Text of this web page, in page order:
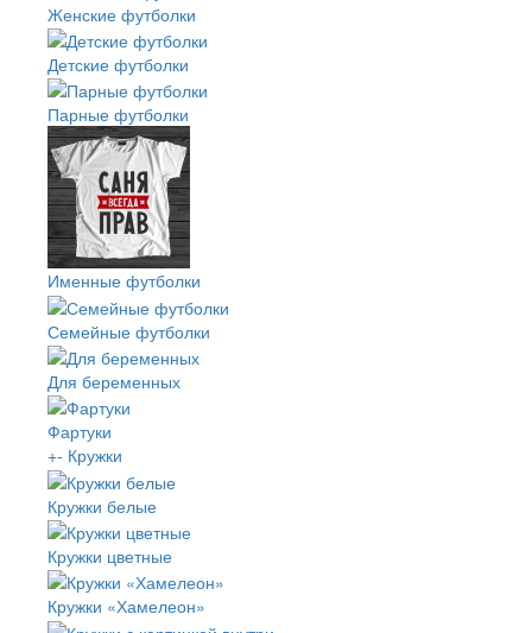
Женские футболки
Детские футболки
Парные футболки
Именные футболки
Семейные футболки
Для беременных
Фартуки
+- Кружки
Кружки белые
Кружки цветные
Кружки «Хамелеон»